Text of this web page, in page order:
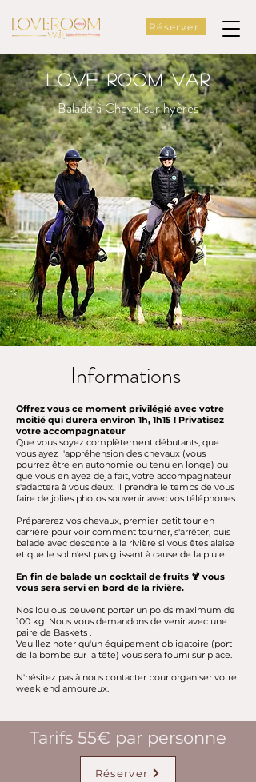
Réserver
Love room Var
Balade à Cheval sur hyères
Informations
Offrez vous ce moment privilégié avec votre
moitié qui durera environ 1h, 1h15 ! Privatisez
votre accompagnateur
Que vous soyez complètement débutants, que
vous ayez l'appréhension des chevaux (vous
pourrez être en autonomie ou tenu en longe) ou
que vous en ayez déjà fait, votre accompagnateur
s'adaptera à vous deux. Il prendra le temps de vous
faire de jolies photos souvenir avec vos téléphones.
Préparerez vos chevaux, premier petit tour en
carrière pour voir comment tourner, s'arrêter, puis
balade avec descente à la rivière si vous êtes alaise
et que le sol n'est pas glissant à cause de la pluie.
En fin de balade un cocktail de fruits 🍹 vous
vous sera servi en bord de la rivière.
Nos loulous peuvent porter un poids maximum de
100 kg. Nous vous demandons de venir avec une
paire de Baskets .
Veuillez noter qu'un équipement obligatoire (port
de la bombe sur la tête) vous sera fourni sur place.
N'hésitez pas à nous contacter pour organiser votre
week end amoureux.
Tarifs 55€ par personne
Réserver